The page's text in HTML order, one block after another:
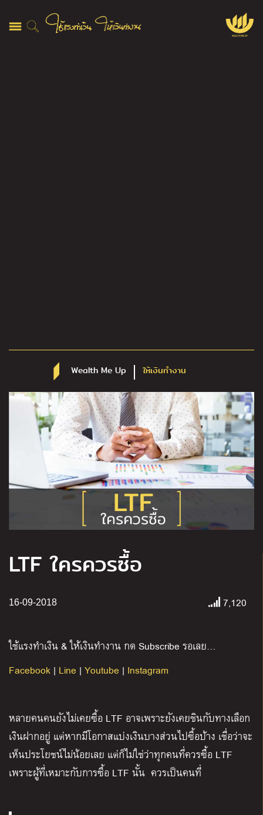
Wealth Me Up ให้เงินทำงาน
LTF ใครควรซื้อ
16-09-2018 7,120
ใช้แรงทำเงิน & ให้เงินทำงาน กด Subscribe รอเลย…
Facebook | Line | Youtube | Instagram
หลายคนคนยังไม่เคยซื้อ LTF อาจเพราะยังเคยชินกับทางเลือก
เงินฝากอยู่ แต่หากมีโอกาสแบ่งเงินบางส่วนไปซื้อบ้าง เชื่อว่าจะ
เห็นประโยชน์ไม่น้อยเลย แต่ก็ไม่ใช่ว่าทุกคนที่ควรซื้อ LTF
เพราะผู้ที่เหมาะกับการซื้อ LTF นั้น ควรเป็นคนที่